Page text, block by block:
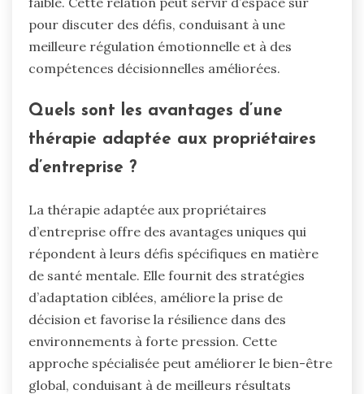
pour discuter des défis, conduisant à une
meilleure régulation émotionnelle et à des
compétences décisionnelles améliorées.
Quels sont les avantages d’une
thérapie adaptée aux propriétaires
d’entreprise ?
La thérapie adaptée aux propriétaires
d’entreprise offre des avantages uniques qui
répondent à leurs défis spécifiques en matière
de santé mentale. Elle fournit des stratégies
d’adaptation ciblées, améliore la prise de
décision et favorise la résilience dans des
environnements à forte pression. Cette
approche spécialisée peut améliorer le bien-être
global, conduisant à de meilleurs résultats